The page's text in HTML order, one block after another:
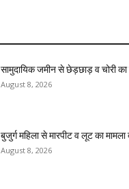
सामुदायिक जमीन से छेड़छाड़ व चोरी का
August 8, 2026
बुजुर्ग महिला से मारपीट व लूट का मामला
August 8, 2026